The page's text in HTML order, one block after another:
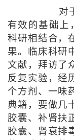
对于
有效的基础上
科研相结合，
果。临床科研
文献，拜访了
反复实验，经
个方剂、一味
典籍，要做几
胶囊、补肾扶
胶囊、肾衰排